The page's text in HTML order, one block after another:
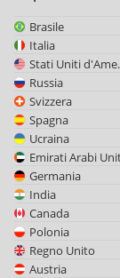
Brasile
Italia
Russia
Svizzera
Spagna
Ucraina
Emirati Arabi
Germania
India
Canada
Polonia
Regno Unito
Austria